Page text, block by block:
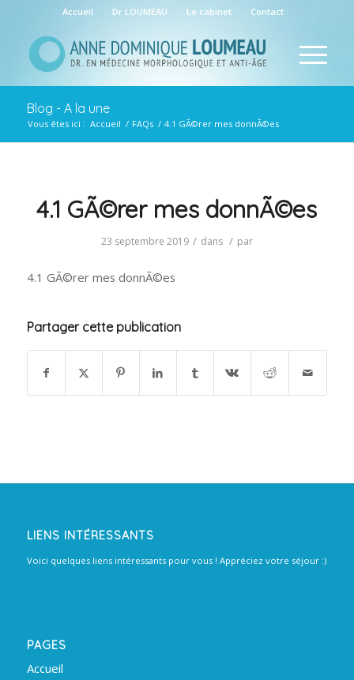
Accueil Dr LOUMEAU Le cabinet Contact
Blog - A la une
Vous êtes ici : Accueil / FAQs / 4.1 GÃ©rer mes donnÃ©es
4.1 GÃ©rer mes donnÃ©es
23 septembre 2019 / dans / par
4.1 GÃ©rer mes donnÃ©es
Partager cette publication
LIENS INTÉRESSANTS
Voici quelques liens intéressants pour vous ! Appréciez votre séjour :)
PAGES
Accueil